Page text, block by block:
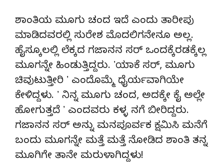
ಶಾಂತಿಯ ಮೂಗು ಚಂದ ಇದೆ ಎಂದು ತಾರೀಪು
ಮಾಡಿದವರಲ್ಲಿ ಸುರೇಶ ಮೊದಲಿಗನೇನೂ ಅಲ್ಲ.
ಹೈಸ್ಕೂಲಲ್ಲಿ ಲೆಕ್ಕದ ಗಜಾನನ ಸರ್‌ ಒಂದಕ್ಕೆರಡಕ್ಕೆಲ್ಲ
ಮೂಗನ್ನೇ ಹಿಂಡುತ್ತಿದ್ದರು. ʼಯಾಕೆ ಸರ್‌, ಮೂಗು
ಚಿವುಟುತ್ತೀರಿ ʼ ಎಂದೊಮ್ಮೆ ಧೈರ್ಯವಾಗಿಯೇ
ಕೇಳಿದ್ದಳು. ʼ ನಿನ್ನ ಮೂಗು ಚಂದ, ಅದಕ್ಕೇ ಕೈ ಅಲ್ಲೇ
ಹೋಗುತ್ತದೆ ʼ ಎಂದವರು ಕಳ್ಳ ನಗೆ ಬೀರಿದ್ದರು.
ಗಜಾನನ ಸರ್ ಅನ್ನು ಮನಪೂರ್ವಕ ಕ್ಷಮಿಸಿ ಮನೆಗೆ
ಬಂದು ಮೂಗನ್ನೇ ಮತ್ತೆ ಮತ್ತೆ ನೋಡಿದ ಶಾಂತಿ ತನ್ನ
ಮೂಗಿಗೇ ತಾನೇ ಮರುಳಾಗಿದ್ದಳು!